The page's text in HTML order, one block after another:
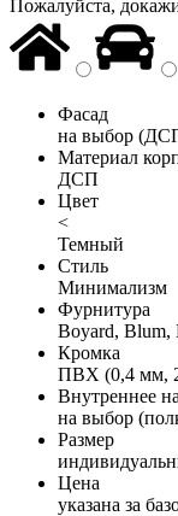
Пожалуйста,
Фасад
на выбор
Материал
ДСП
Цвет
<
Темный
Стиль
Минимализм
Фурнитура
Boyard, Blum,
Кромка
ПВХ (0,4 мм,
Внутреннее
на выбор
Размер
Цена
указана за